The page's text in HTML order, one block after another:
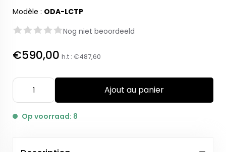
Modèle : ODA-LCTP
Nog niet beoordeeld
€590,00 h.t : €487,60
Ajout au panier
Op voorraad: 8